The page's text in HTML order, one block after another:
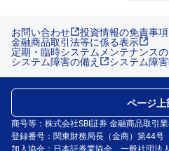
お問い合わせ 投資情報の免責事項
金融商品取引法等に係る表示
定期・臨時システムメンテナンス
システム障害の備え システム障
商号等：株式会社SBI証券 金融商品取引
登録番号：関東財務局長（金商）第44号
加入協会：日本証券業協会、一般社団法
ページ上